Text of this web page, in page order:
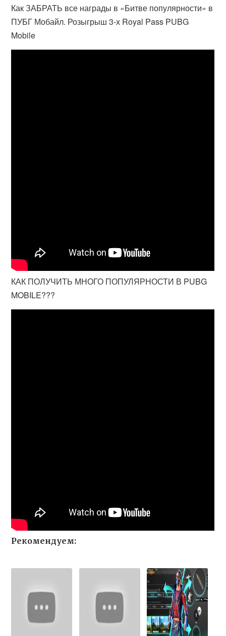
Как ЗАБРАТЬ все награды в «Битве популярности» в
ПУБГ Мобайл. Розыгрыш 3-х Royal Pass PUBG
Mobile
КАК ПОЛУЧИТЬ МНОГО ПОПУЛЯРНОСТИ В PUBG
MOBILE???
Рекомендуем: